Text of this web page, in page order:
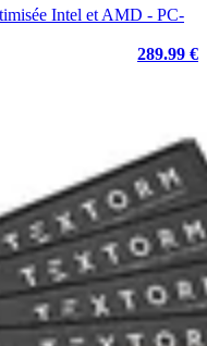
Intel et AMD - PC-
289.99 €